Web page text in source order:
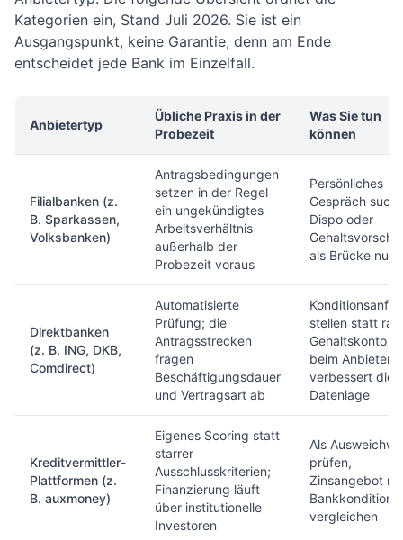
Kategorien ein, Stand Juli 2026. Sie ist ein
Ausgangspunkt, keine Garantie, denn am Ende
entscheidet jede Bank im Einzelfall.
Anbietertyp
Übliche Praxis in der
Probezeit
Was Sie tun
können
Filialbanken (z.
B. Sparkassen,
Volksbanken)
Antragsbedingungen
setzen in der Regel
ein ungekündigtes
Arbeitsverhältnis
außerhalb der
Probezeit voraus
Persönliches
Gespräch
Dispo oder
als Brücke
Direktbanken
(z. B. ING, DKB,
Comdirect)
Automatisierte
Prüfung; die
Antragsstrecken
fragen
Beschäftigungsdauer
und Vertragsart ab
stellen statt
Gehaltskonto
beim Anbieter
verbessert die
Datenlage
Kreditvermittler-
Plattformen (z.
B. auxmoney)
Eigenes Scoring statt
starrer
Ausschlusskriterien;
Finanzierung läuft
über institutionelle
Investoren
Als
prüfen,
Zinsangebot
vergleichen